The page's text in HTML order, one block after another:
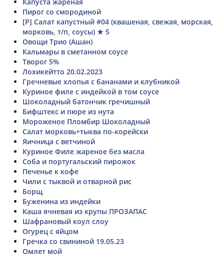
Пирог со смородиной
[Р] Салат капустный #04 (квашеная, свежая, морская,
морковь, т/п, соусы) ★ 5
Овощи Трио (Ашан)
Кальмары в сметанном соусе
Творог 5%
Лохикейтто 20.02.2023
Гречневые хлопья с бананами и клубникой
Куриное филе с индейкой в том соусе
Шоколадный батончик гречишный
Бифштекс и пюре из нута
Мороженое Пломбир Шоколадный
Салат морковь+тыква по-корейски
Яичница с ветчиной
Куриное Филе жареное без масла
Соба и португальский пирожок
Печенье к кофе
Чили с тыквой и отварной рис
Борщ
Буженина из индейки
Каша ячневая из крупы ПРОЗАПАС
Шафрановый коул слоу
Огурец с яйцом
Гречка со свининой 19.05.23
Омлет мой